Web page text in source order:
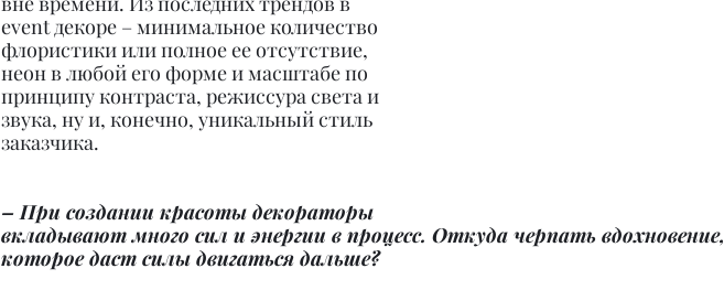
event декоре – минимальное количество
флористики или полное ее отсутствие,
неон в любой его форме и масштабе по
принципу контраста, режиссура света и
звука, ну и, конечно, уникальный стиль
заказчика.
– При создании красоты декораторы
вкладывают много сил и энергии в процесс. Откуда черпать вдохновение,
которое даст силы двигаться дальше?